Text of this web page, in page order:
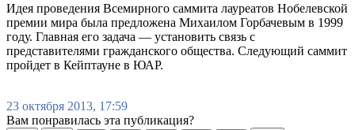
Идея проведения Всемирного саммита лауреатов Нобелевской
премии мира была предложена Михаилом Горбачевым в 1999
году. Главная его задача — установить связь с
представителями гражданского общества. Следующий саммит
пройдет в Кейптауне в ЮАР.
23 октября 2013, 17:59
Вам понравилась эта публикация?